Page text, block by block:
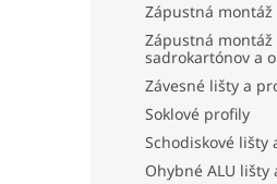
Zápustná montáž
Zápustná montáž
sadrokartónov a
Závesné lišty a
Soklové profily
Schodiskové lišty
Ohybné ALU lišty